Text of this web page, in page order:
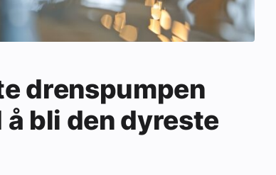
drenspumpen
bli den dyreste